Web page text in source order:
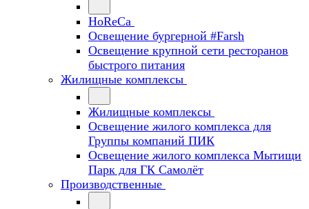
HoReCa
Освещение бургерной #Farsh
Освещение крупной сети ресторанов
быстрого питания
Жилищные комплексы
Жилищные комплексы
Освещение жилого комплекса для
Группы компаний ПИК
Освещение жилого комплекса Мытищи
Парк для ГК Самолёт
Производственные